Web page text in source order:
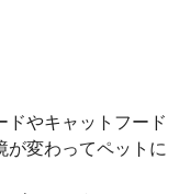
ドやキャットフード
が変わってペットに